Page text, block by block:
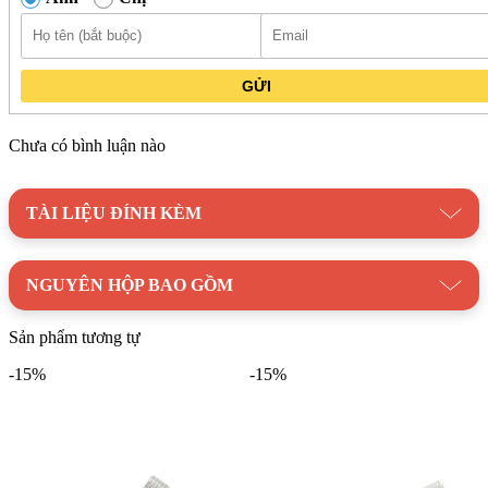
Vòi được trang bị hai đường nước nóng và lạnh, đáp ứng linh
nước đến mọi vị trí mong muốn trong bồn rửa, giúp việc rửa
Chiều cao lý tưởng của vòi được tính toán kỹ lưỡng để phù
hợp với mọi thao tác làm bếp thông thường. Tay vòi ngang
đại, mang đến trải nghiệm sử dụng tuyệt vời. Công nghệ
GỬI
Chưa có bình luận nào
TÀI LIỆU ĐÍNH KÈM
NGUYÊN HỘP BAO GỒM
Sản phẩm tương tự
-15%
-15%